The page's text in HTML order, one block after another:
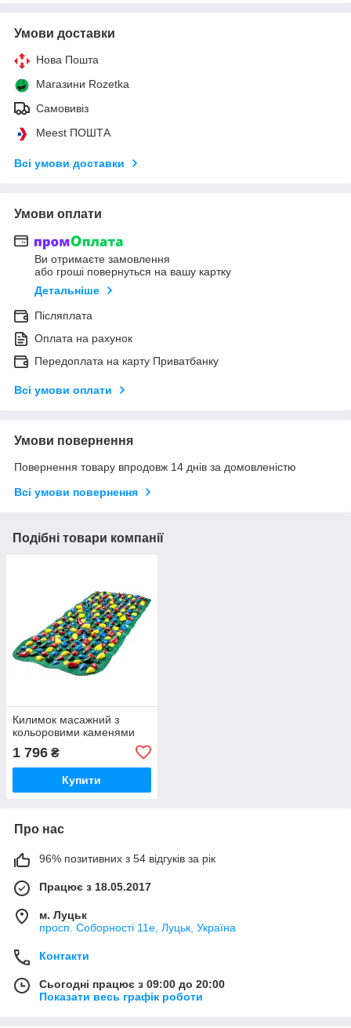
Умови доставки
Нова Пошта
Магазини Rozetka
Самовивіз
Meest ПОШТА
Всі умови доставки
Умови оплати
Ви отримаєте замовлення
або гроші повернуться на вашу картку
Детальніше
Післяплата
Оплата на рахунок
Передоплата на карту Приватбанку
Всі умови оплати
Умови повернення
Повернення товару впродовж 14 днів за домовленістю
Всі умови повернення
Подібні товари компанії
Килимок масажний з
кольоровими каменями
1 796 ₴
Купити
Про нас
96% позитивних з 54 відгуків за рік
Працює з 18.05.2017
м. Луцьк
просп. Соборності 11е, Луцьк, Україна
Контакти
Сьогодні працює з 09:00 до 20:00
Показати весь графік роботи